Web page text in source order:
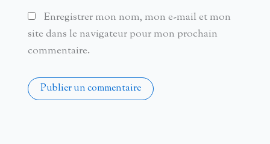
Enregistrer mon nom, mon e-mail et mon
site dans le navigateur pour mon prochain
commentaire.